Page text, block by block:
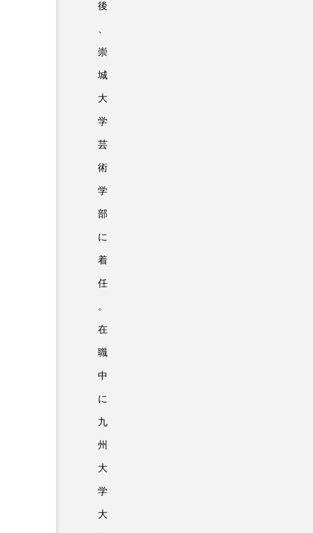
後
崇
城
大
学
芸
術
学
部
に
着
任
。
在
職
中
に
九
州
大
学
大